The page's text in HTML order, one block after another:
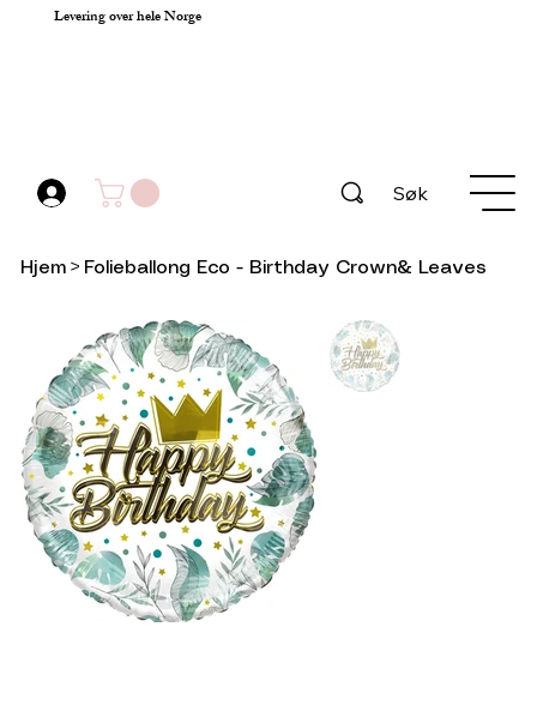
Levering over hele Norge
Søk
Hjem > Folieballong Eco - Birthday Crown& Leaves